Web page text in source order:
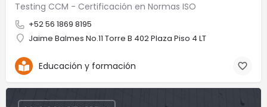
Testing CCM - Certificación en Normas ISO
+52 56 1869 8195
Jaime Balmes No.11 Torre B 402 Plaza Piso 4 LT
Educación y formación